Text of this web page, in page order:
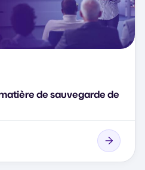
de sauvegarde de